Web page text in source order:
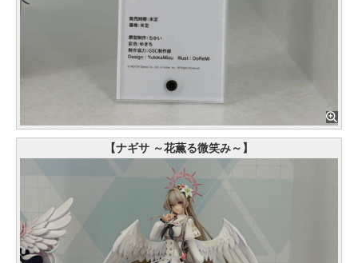
【ナギサ ～花薫る微笑み～】